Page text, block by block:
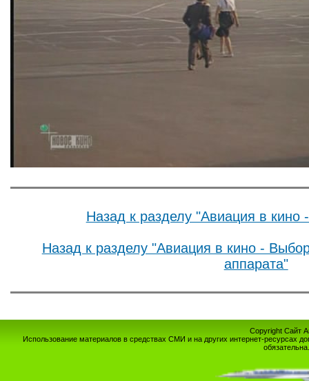
Назад к разделу "Авиация в
Назад к разделу "Авиация в кино -
аппарата"
Copyright Сайт
Использование материалов в средствах СМИ и на других интернет-ресурсах
обязательна.